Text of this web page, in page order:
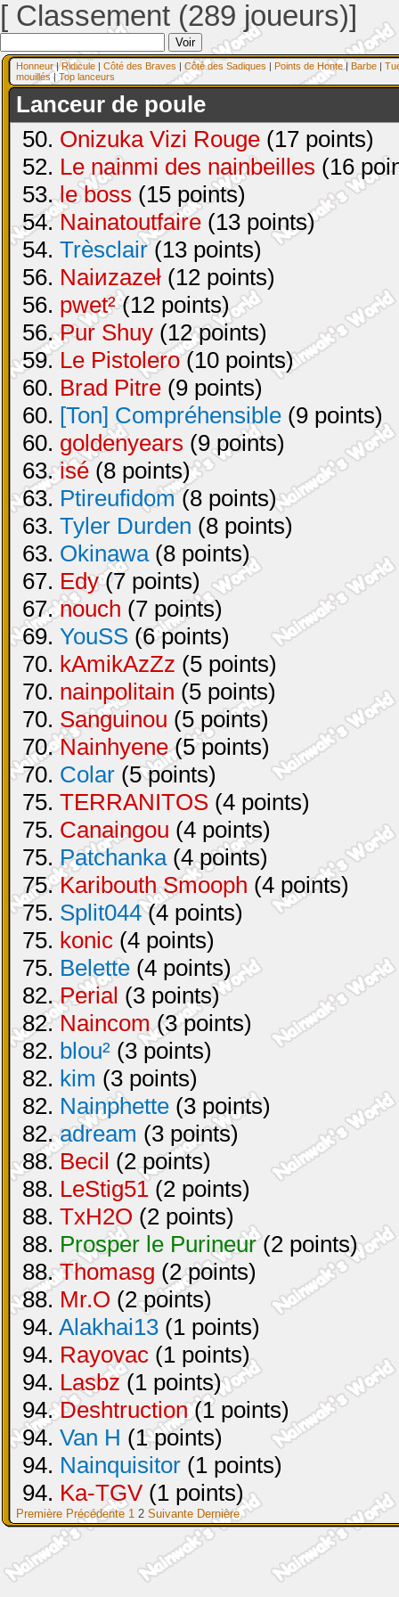
[ Classement (289 joueurs)]
Honneur|Ridicule | Côté des Braves | Côté des Sadiques | Points de Honte| Barbe |
mouillés| Top lanceurs
Lanceur de poule
50. Onizuka Vizi Rouge (17 points)
52. Le nainmi des nainbeilles (16
53.le boss (15 points)
54.Nainatoutfaire (13 points)
54. Trèsclair(13 points)
56. Naiиzazeł (12 points)
56. pwet²(12 points)
56.Pur Shuy (12 points)
59. Le Pistolero(10 points)
60. Brad Pitre (9 points)
60. [Ton] Compréhensible (9 points)
60. goldenyears (9 points)
63.isé (8 points)
63. Ptireufidom(8 points)
63. Tyler Durden (8 points)
63. Okinawa(8 points)
67. Edy(7 points)
67.nouch (7 points)
69. YouSS (6 points)
70. kAmikAzZz (5 points)
70. nainpolitain (5 points)
70. Sanguinou (5 points)
70.Nainhyene(5 points)
70. Colar (5 points)
75. TERRANITOS (4 points)
75. Canaingou (4 points)
75. Patchanka(4 points)
75.Karibouth Smooph (4 points)
75. Split044(4 points)
75. konic (4 points)
75. Belette (4 points)
82.Perial (3 points)
82.Naincom(3 points)
82. blou² (3 points)
82. kim (3 points)
82. Nainphette (3 points)
82.adream (3 points)
88. Becil (2 points)
88. LeStig51 (2 points)
88. TxH2O (2 points)
88. Prosper le Purineur(2 points)
88.Thomasg (2 points)
88. Mr.O (2 points)
94. Alakhai13 (1 points)
94. Rayovac (1 points)
94. Lasbz(1 points)
94.Deshtruction(1 points)
94. Van H (1 points)
94. Nainquisitor (1 points)
94. Ka-TGV (1 points)
Première Précédente 1 2 Suivante Dernière